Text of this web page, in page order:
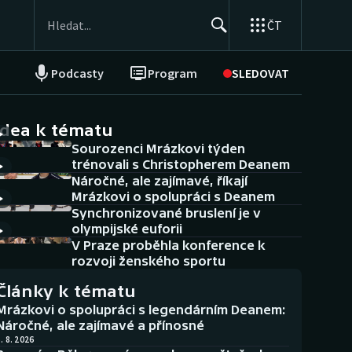
ČT
Podcasty Program SLEDOVAT
NEPŘEHLÉDNĚTE
Historické návraty
Aplikace ČT sport
AZ kvíz
k tématu
Sourozenci Mrázkovi týden
trénovali s Christopherem Deanem
Náročné, ale zajímavé, říkají
Mrázkovi o spolupráci s Deanem
Synchronizované bruslení je v
olympijské euforii
V Praze proběhla konference k
rozvoji ženského sportu
k tématu
o spolupráci s legendárním Deanem:
ale zajímavé a přínosné
8. 2026